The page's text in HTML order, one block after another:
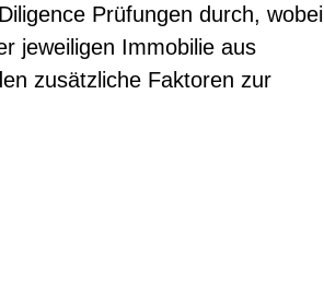
Prüfungen durch, wobei
jeweiligen Immobilie aus
zusätzliche Faktoren zur